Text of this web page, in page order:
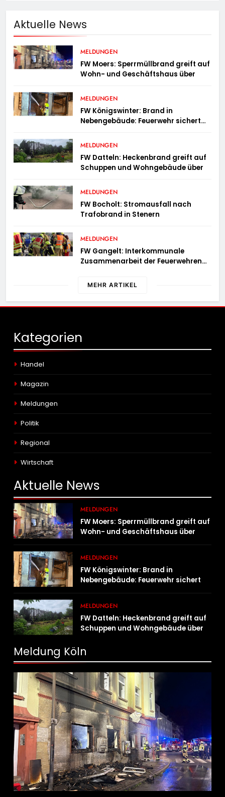
Aktuelle News
MELDUNGEN
FW Moers: Sperrmüllbrand greift auf
Wohn- und Geschäftshaus über
MELDUNGEN
FW Königswinter: Brand in
Nebengebäude: Feuerwehr sichert
MELDUNGEN
FW Datteln: Heckenbrand greift auf
Schuppen und Wohngebäude über
MELDUNGEN
FW Bocholt: Stromausfall nach
Trafobrand in Stenern
MELDUNGEN
FW Gangelt: Interkommunale
Zusammenarbeit der Feuerwehren
Gangelt
MEHR ARTIKEL
Kategorien
Handel
Magazin
Meldungen
Politik
Regional
Wirtschaft
Aktuelle News
MELDUNGEN
FW Moers: Sperrmüllbrand greift auf
Wohn- und Geschäftshaus über
MELDUNGEN
FW Königswinter: Brand in
Nebengebäude: Feuerwehr sichert
MELDUNGEN
FW Datteln: Heckenbrand greift auf
Schuppen und Wohngebäude über
Meldung Köln